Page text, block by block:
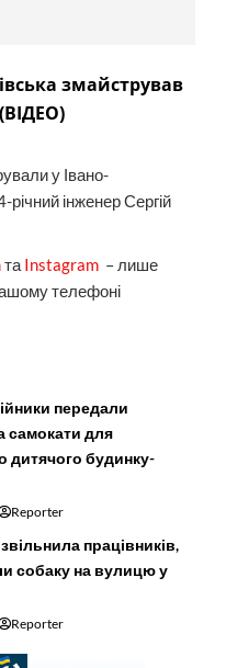
змайстрував
у Івано-
інженер Сергій
та Instagram– лише
телефоні
передали
самокати для
дитячого будинку-
Reporter
працівників,
собаку на вулицю у
Reporter